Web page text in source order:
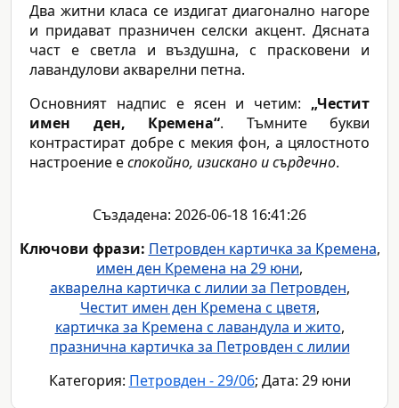
Два житни класа се издигат диагонално нагоре
и придават празничен селски акцент. Дясната
част е светла и въздушна, с прасковени и
лавандулови акварелни петна.
Основният надпис е ясен и четим: „Честит
имен ден, Кремена“. Тъмните букви
контрастират добре с мекия фон, а цялостното
настроение еспокойно, изискано и сърдечно.
Създадена: 2026-06-18 16:41:26
Ключови фрази: Петровден картичка за Кремена,
имен ден Кремена на 29 юни,
акварелна картичка с лилии за Петровден,
Честит имен ден Кремена с цветя,
картичка за Кремена с лавандула и жито,
празнична картичка за Петровден с лилии
Категория: Петровден - 29/06; Дата: 29 юни